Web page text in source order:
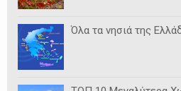
Όλα τα νησιά της